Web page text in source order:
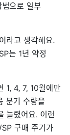
으로 일부
라고 생각해요.
는 1년 약정
1, 4, 7, 10월에만
분기 수량을
늘렸어요. 이런
구매 주기가